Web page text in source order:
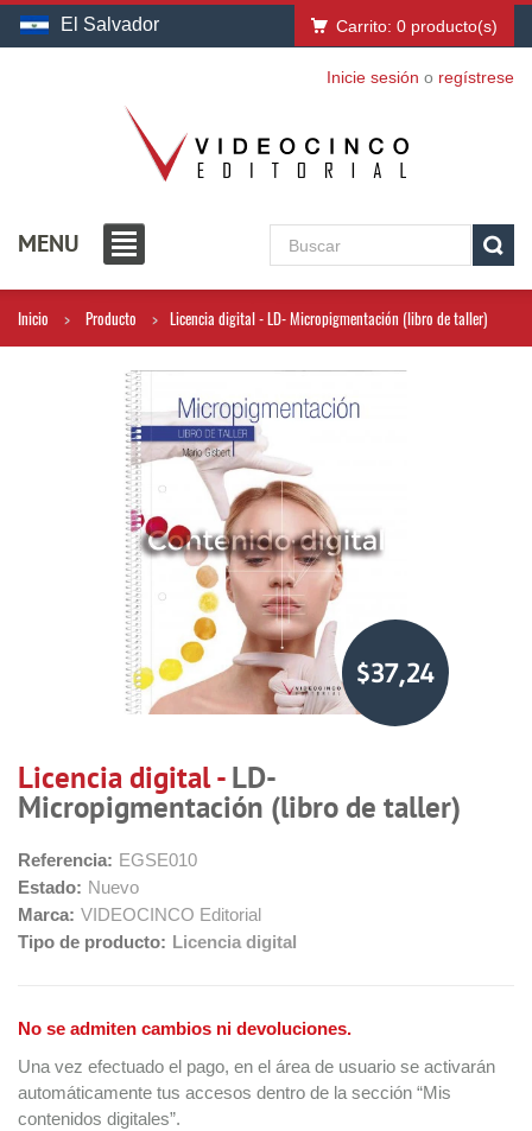
El Salvador Carrito: 0 producto(s)
Inicie sesión o regístrese
MENU
Inicio Producto Licencia digital - LD- Micropigmentación (libro de taller)
$37,24
Licencia digital -LD-
Micropigmentación (libro de taller)
Referencia: EGSE010
Estado: Nuevo
Marca: VIDEOCINCO Editorial
Tipo de producto: Licencia digital
No se admiten cambios ni devoluciones.
Una vez efectuado el pago, en el área de usuario se activarán
automáticamente tus accesos dentro de la sección “Mis
contenidos digitales”.